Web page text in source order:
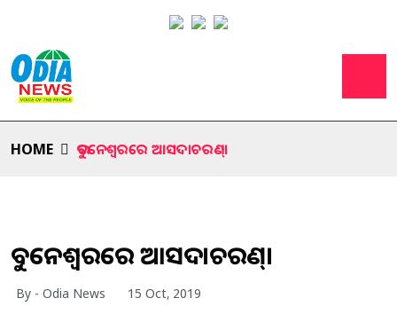
HOME ଭୁବନେଶ୍ବରରେ ଆସଦାଚରଣ୍।
ଭୁବନେଶ୍ବରରେ ଆସଦାଚରଣ୍।
By - Odia News 15 Oct, 2019